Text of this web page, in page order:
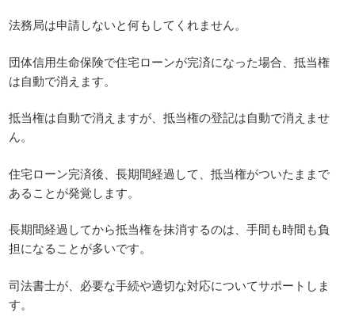
法務局は申請しないと何もしてくれません。
団体信用生命保険で住宅ローンが完済になった場合、抵当権
は自動で消えます。
抵当権は自動で消えますが、抵当権の登記は自動で消えませ
ん。
住宅ローン完済後、長期間経過して、抵当権がついたままで
あることが発覚します。
長期間経過してから抵当権を抹消するのは、手間も時間も負
担になることが多いです。
司法書士が、必要な手続や適切な対応についてサポートしま
す。